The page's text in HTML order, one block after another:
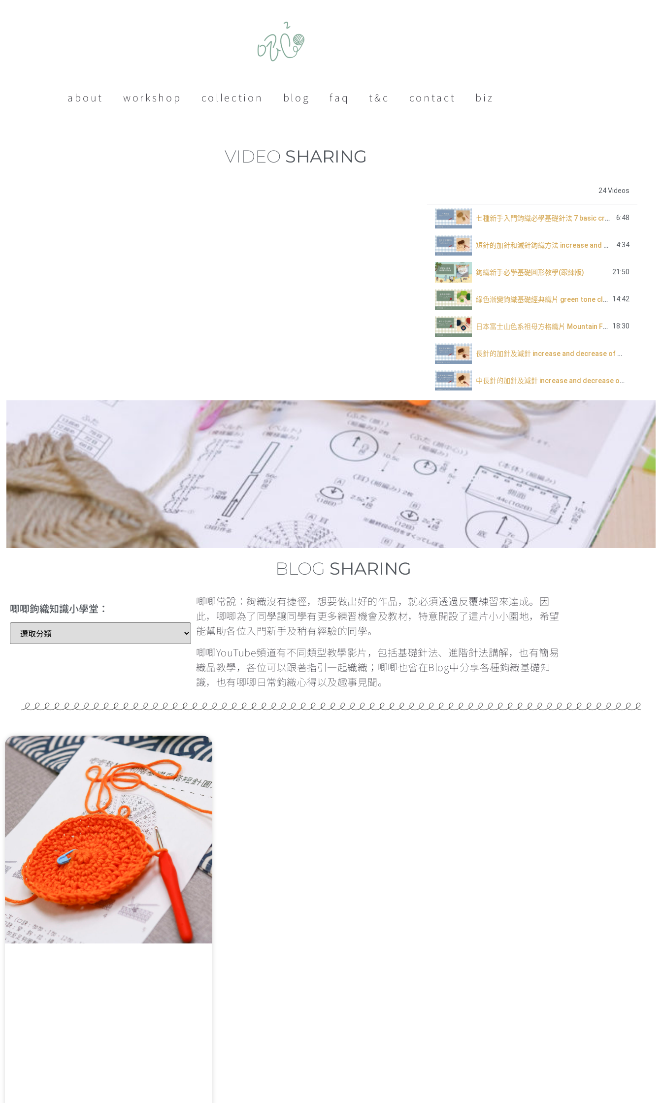
about workshop collection blog faq t&c contact biz
VIDEO SHARING
24 Videos
七種新手入門鉤織必學基礎針法 7 basic crochet stitch for beginners 6:48
短針的加針和減針鉤織方法 increase and decrease of single crochet 4:34
鉤織新手必學基礎圓形教學(跟練版) 21:50
綠色漸變鉤織基礎經典織片 green tone classic granny square 14:42
日本富士山色系祖母方格織片 Mountain Fuji tone granny square 18:30
長針的加針及減針 increase and decrease of double crochet
中長針的加針及減針 increase and decrease of half double crochet
小技巧篇：圓形為甚麼會起角變成多邊形？
繞線後到底要拉多高？
理想的左手拿線姿勢+補救技巧
鉤針要怎麼選？不同材質有甚麼分別？
鉤織玩偶一定要學會隱形減針的做法
為甚麼鉤織會引致手痛？手痛該怎麼辦？
BLOG SHARING
唧唧鉤織知識小學堂：
唧唧常說：鉤織沒有捷徑，想要做出好的作品，就必須透過反覆練習來達成。因
此，唧唧為了同學讓同學有更多練習機會及教材，特意開設了這片小小園地，希望
能幫助各位入門新手及稍有經驗的同學。
唧唧YouTube頻道有不同類型教學影片，包括基礎針法、進階針法講解，也有簡易
織品教學，各位可以跟著指引一起織織；唧唧也會在Blog中分享各種鉤織基礎知
識，也有唧唧日常鉤織心得以及趣事見聞。